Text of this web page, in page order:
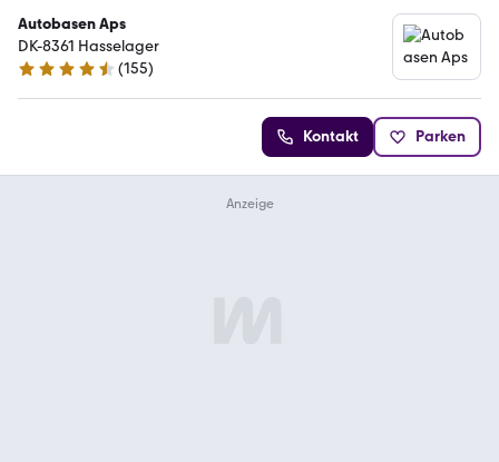
Autobasen Aps
DK-8361 Hasselager
4.6 Sterne
(155)
Kontakt Parken